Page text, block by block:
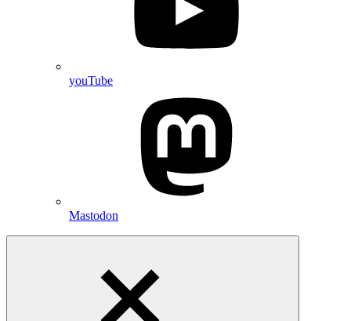
youTube
Mastodon